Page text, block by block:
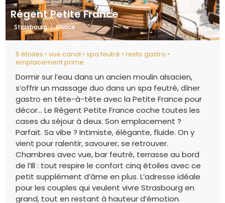
Régent Petite France
Strasbourg Alsace
5 étoiles • vue canal • spa feutré • resto gastro •
emplacement prime
Dormir sur l’eau dans un ancien moulin alsacien,
s’offrir un massage duo dans un spa feutré, dîner
gastro en tête-à-tête avec la Petite France pour
décor… Le Régent Petite France coche toutes les
cases du séjour à deux. Son emplacement ?
Parfait. Sa vibe ? Intimiste, élégante, fluide. On y
vient pour ralentir, savourer, se retrouver.
Chambres avec vue, bar feutré, terrasse au bord
de l’Ill : tout respire le confort cinq étoiles avec ce
petit supplément d’âme en plus. L’adresse idéale
pour les couples qui veulent vivre Strasbourg en
grand, tout en restant à hauteur d’émotion.